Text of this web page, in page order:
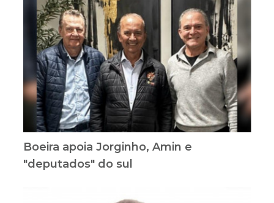
Boeira apoia Jorginho, Amin e
"deputados" do sul